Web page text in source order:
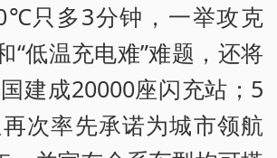
只多3分钟，一举攻克
“低温充电难”难题，还将
建成20000座闪充站；5
次率先承诺为城市领航